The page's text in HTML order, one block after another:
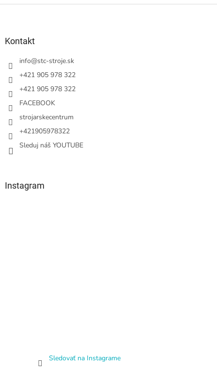
Kontakt
info@stc-stroje.sk
+421 905 978 322
+421 905 978 322
FACEBOOK
strojarskecentrum
+421905978322
Sleduj náš YOUTUBE
Instagram
Sledovať na Instagrame